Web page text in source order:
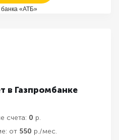
банка «АТБ»
в Газпромбанке
счета: 0 р.
от 550 р./мес.